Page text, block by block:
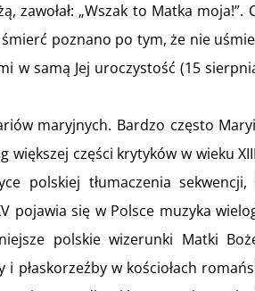
zawołał: „Wszak to Matka
poznano po tym, że nie
w samą Jej uroczystość (15
maryjnych. Bardzo często
większej części krytyków w wieku
polskiej tłumaczenia
się w Polsce muzyka
polskie wizerunki Matki
w kościołach